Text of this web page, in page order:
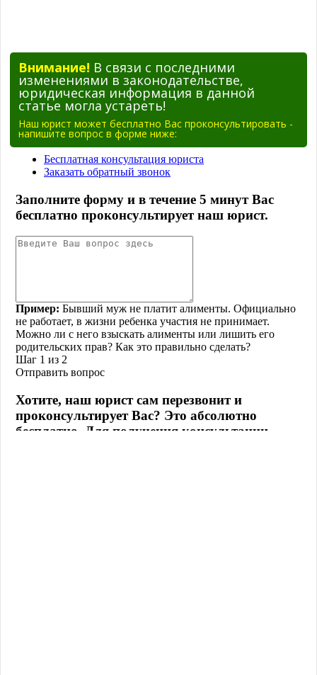
Внимание! В связи с последними
изменениями в законодательстве,
юридическая информация в данной
статье могла устареть!
Наш юрист может бесплатно Вас проконсультировать -
напишите вопрос в форме ниже: